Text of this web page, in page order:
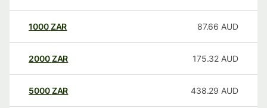
1000ZAR 87.66 AUD
2000ZAR 175.32 AUD
5000ZAR 438.29 AUD